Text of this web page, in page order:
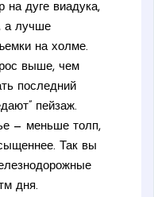
на дуге виадука,
а лучше
на холме.
выше, чем
последний
пейзаж.
— меньше толп,
Так вы
дня.